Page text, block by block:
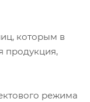
которым в
продукция,
режима